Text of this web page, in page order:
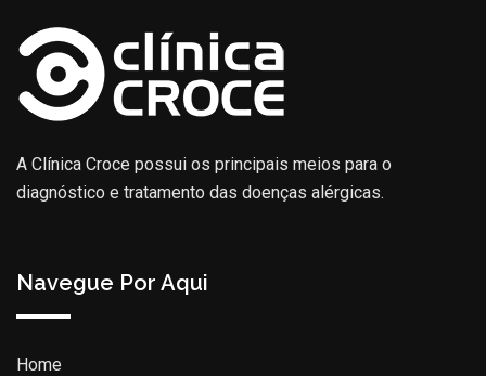
A Clínica Croce possui os principais meios para o
diagnóstico e tratamento das doenças alérgicas.
Navegue Por Aqui
Home